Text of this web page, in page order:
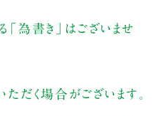
為書き」はございませ
だく場合がございます。